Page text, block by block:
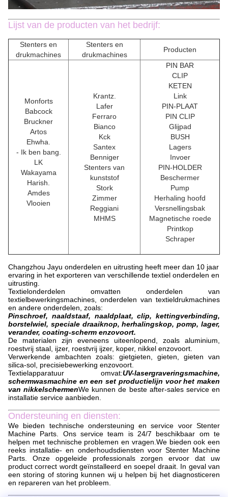
Lijst van de producten van het bedrijf:
Stenters en
drukmachines
Stenters en
drukmachines
Producten
Monforts
Babcock
Bruckner
Artos
Ehwha.
- Ik ben bang.
LK
Wakayama
Harish.
Amdes
Vlooien
Krantz.
Lafer
Ferraro
Bianco
Kck
Santex
Benniger
Stenters van
kunststof
Stork
Zimmer
Reggiani
MHMS
PIN BAR
CLIP
KETEN
Link
PIN-PLAAT
PIN CLIP
Glijpad
BUSH
Lagers
Invoer
PIN-HOLDER
Beschermer
Pump
Herhaling hoofd
Versnellingsbak
Magnetische roede
Printkop
Schraper
Changzhou Jayu onderdelen en uitrusting heeft meer dan 10 jaar
ervaring in het exporteren van verschillende textiel onderdelen en
uitrusting.
Textielonderdelen omvatten onderdelen van
textielbewerkingsmachines, onderdelen van textieldrukmachines
en andere onderdelen, zoals:
Pinschroef, naaldstaaf, naaldplaat, clip, kettingverbinding,
borstelwiel, speciale draaiknop, herhalingskop, pomp, lager,
verander, coating-scherm enzovoort.
De materialen zijn eveneens uiteenlopend, zoals aluminium,
roestvrij staal, ijzer, roestvrij ijzer, koper, nikkel enzovoort.
Verwerkende ambachten zoals: gietgieten, gieten, gieten van
silica-sol, precisiebewerking enzovoort.
Textielapparatuur omvat:UV-lasergraveringsmachine,
schermwasmachine en een set productielijn voor het maken
van nikkelschermenWe kunnen de beste after-sales service en
installatie service aanbieden.
Ondersteuning en diensten:
We bieden technische ondersteuning en service voor Stenter
Machine Parts. Ons service team is 24/7 beschikbaar om te
helpen met technische problemen en vragen.We bieden ook een
reeks installatie- en onderhoudsdiensten voor Stenter Machine
Parts. Onze opgeleide professionals zorgen ervoor dat uw
product correct wordt geïnstalleerd en soepel draait. In geval van
een storing of storing kunnen wij u helpen bij het diagnosticeren
en repareren van het probleem.